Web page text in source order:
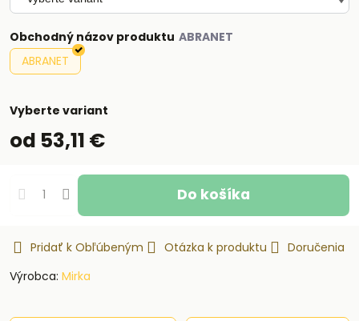
Obchodný názov produktu
ABRANET
Vyberte variant
od 53,11 €
Do košíka
Pridať k Obľúbeným Otázka k produktu
Doručenia
Výrobca: Mirka